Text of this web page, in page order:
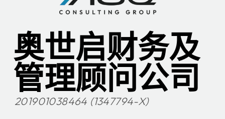
奥世启财务及
管理顾问公司
201901038464 (1347794-X)